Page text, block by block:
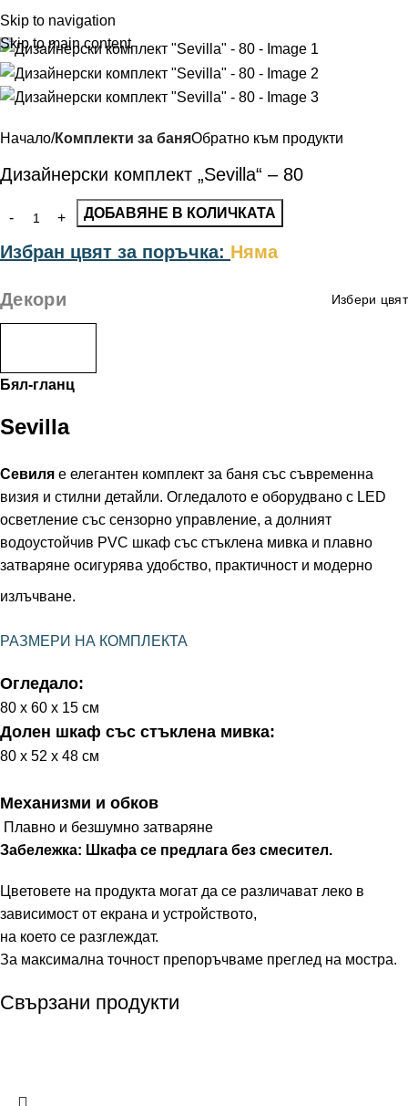
Skip to navigation
Skip to main content
Меню
Начало Комплекти за баняОбратно към продукти
Дизайнерски комплект „Sevilla“ – 80
ДОБАВЯНЕ В КОЛИЧКАТА
Избран цвят за поръчка: Няма
Декори Избери цвят
Бял-гланц
Sevilla
Севиля е елегантен комплект за баня със съвременна
визия и стилни детайли. Огледалото е оборудвано с LED
осветление със сензорно управление, а долният
водоустойчив PVC шкаф със стъклена мивка и плавно
затваряне осигурява удобство, практичност и модерно
излъчване.
РАЗМЕРИ НА КОМПЛЕКТА
Огледало:
80 х 60 х 15 см
Долен шкаф със стъклена мивка:
80 х 52 х 48 см
Механизми и обков
Плавно и безшумно затваряне
Забележка: Шкафа се предлага без смесител.
Цветовете на продукта могат да се различават леко в
зависимост от екрана и устройството,
на което се разглеждат.
За максимална точност препоръчваме преглед на мостра.
Свързани продукти